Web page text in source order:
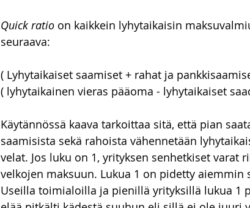
Quick ratio on kaikkein lyhytaikaisin
seuraava:
( Lyhytaikaiset saamiset + rahat ja
( lyhytaikainen vieras pääoma - lyhytaikaiset
Käytännössä kaava tarkoittaa sitä, että pian
saamisista sekä rahoista vähennetään
velat. Jos luku on 1, yrityksen senhetkiset
velkojen maksuun. Lukua 1 on pidetty
Useilla toimialoilla ja pienillä yrityksillä lukua 1